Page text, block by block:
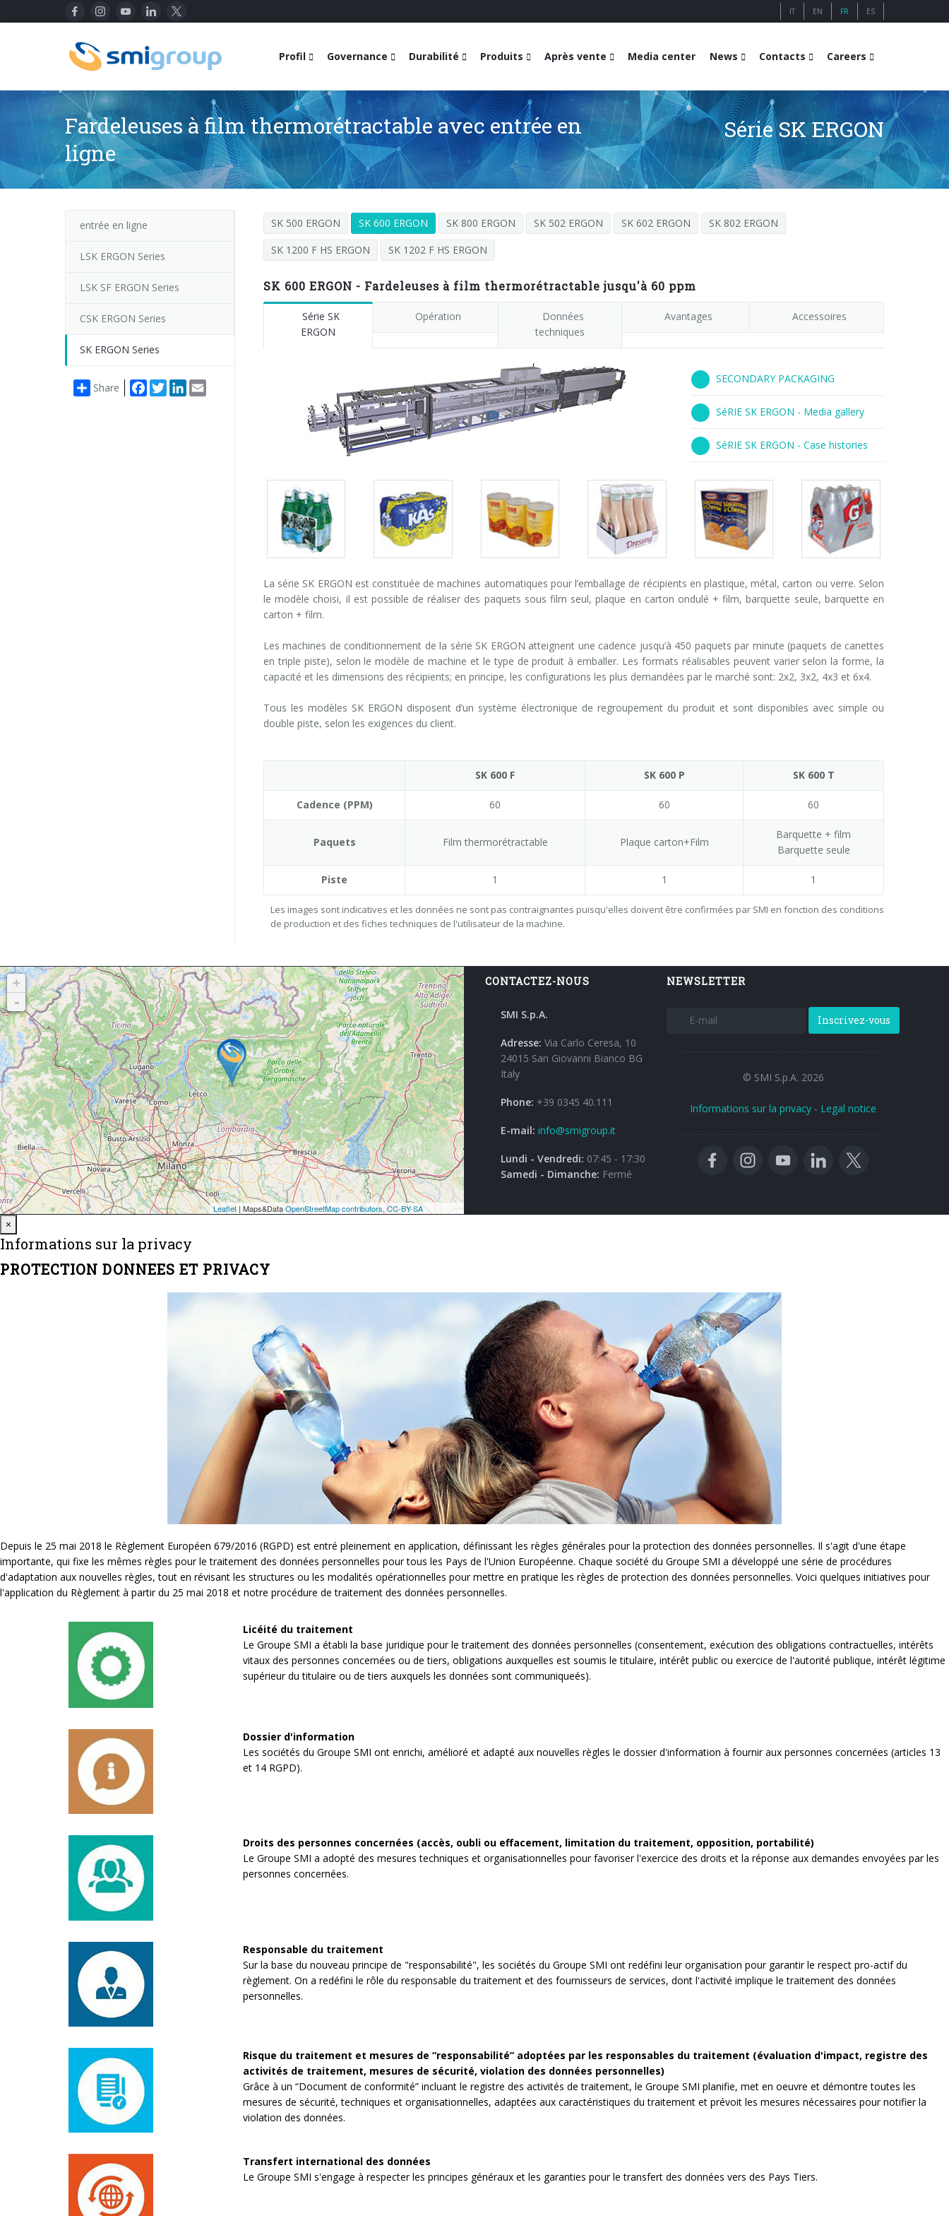
IT EN FR ES
Profil Governance Durabilité Produits Après vente Media center News Contacts Careers
Fardeleuses à film thermorétractable avec entrée en
ligne
Série SK ERGON
entrée en ligne
LSK ERGON Series
LSK SF ERGON Series
CSK ERGON Series
SK ERGON Series
Share Facebook
TwitterLinkedIn
SK 500 ERGON SK 600 ERGON SK 800 ERGON SK 502 ERGON SK 602 ERGON
SK 802 ERGON
SK 1200 F HS ERGON
SK 1202 F HS ERGON
SK 600 ERGON - Fardeleuses à film thermorétractable jusqu'à 60 ppm
Série SK
ERGON
Opération
Données
techniques
Avantages Accessoires
SECONDARY PACKAGING
SéRIE SK ERGON - Media gallery
SéRIE SK ERGON - Case histories
Packs
gallery
Packs
gallery
Packs
gallery
Packs
gallery
Packs
gallery
Packs
gallery
La série SK ERGON est constituée de machines automatiques pour l’emballage de récipients en plastique, métal, carton ou verre. Selon
le modèle choisi, il est possible de réaliser des paquets sous film seul, plaque en carton ondulé + film, barquette seule, barquette en
carton + film.
Les machines de conditionnement de la série SK ERGON atteignent une cadence jusqu’à 450 paquets par minute (paquets de canettes
en triple piste), selon le modèle de machine et le type de produit à emballer. Les formats réalisables peuvent varier selon la forme, la
capacité et les dimensions des récipients; en principe, les configurations les plus demandées par le marché sont: 2x2, 3x2, 4x3 et 6x4.
Tous les modèles SK ERGON disposent d’un système électronique de regroupement du produit et sont disponibles avec simple ou
double piste, selon les exigences du client.
SK 600 F SK 600 P SK 600 T
Cadence (PPM) 60 60 60
Paquets Film thermorétractable Plaque carton+Film
Barquette + film
Barquette seule
Piste 1 1 1
Les images sont indicatives et les données ne sont pas contraignantes puisqu'elles doivent être confirmées par SMI en fonction des conditions
de production et des fiches techniques de l'utilisateur de la machine.
CONTACTEZ-NOUS
SMI S.p.A.
Adresse: Via Carlo Ceresa, 10
24015 San Giovanni Bianco BG
Italy
Phone: +39 0345 40.111
E-mail: info@smigroup.it
Lundi - Vendredi: 07:45 - 17:30
Samedi - Dimanche: Fermé
NEWSLETTER
Inscrivez-vous
© SMI S.p.A. 2026
Informations sur la privacy - Legal notice
×
Informations sur la privacy
PROTECTION DONNEES ET PRIVACY
Depuis le 25 mai 2018 le Règlement Européen 679/2016 (RGPD) est entré pleinement en application, définissant les règles générales pour la protection des données personnelles. Il s'agit d'une étape
importante, qui fixe les mêmes règles pour le traitement des données personnelles pour tous les Pays de l'Union Européenne. Chaque société du Groupe SMI a développé une série de procédures
d'adaptation aux nouvelles règles, tout en révisant les structures ou les modalités opérationnelles pour mettre en pratique les règles de protection des données personnelles. Voici quelques initiatives pour
l'application du Règlement à partir du 25 mai 2018 et notre procédure de traitement des données personnelles.
Licéité du traitement
Le Groupe SMI a établi la base juridique pour le traitement des données personnelles (consentement, exécution des obligations contractuelles, intérêts
vitaux des personnes concernées ou de tiers, obligations auxquelles est soumis le titulaire, intérêt public ou exercice de l'autorité publique, intérêt légitime
supérieur du titulaire ou de tiers auxquels les données sont communiqueés).
Dossier d'information
Les sociétés du Groupe SMI ont enrichi, amélioré et adapté aux nouvelles règles le dossier d'information à fournir aux personnes concernées (articles 13
et 14 RGPD).
Droits des personnes concernées (accès, oubli ou effacement, limitation du traitement, opposition, portabilité)
Le Groupe SMI a adopté des mesures techniques et organisationnelles pour favoriser l'exercice des droits et la réponse aux demandes envoyées par les
personnes concernées.
Responsable du traitement
Sur la base du nouveau principe de "responsabilité", les sociétés du Groupe SMI ont redéfini leur organisation pour garantir le respect pro-actif du
règlement. On a redéfini le rôle du responsable du traitement et des fournisseurs de services, dont l'activité implique le traitement des données
personnelles.
Risque du traitement et mesures de “responsabilité” adoptées par les responsables du traitement (évaluation d'impact, registre des
activités de traitement, mesures de sécurité, violation des données personnelles)
Grâce à un “Document de conformité” incluant le registre des activités de traitement, le Groupe SMI planifie, met en oeuvre et démontre toutes les
mesures de sécurité, techniques et organisationnelles, adaptées aux caractéristiques du traitement et prévoit les mesures nécessaires pour notifier la
violation des données.
Transfert international des données
Le Groupe SMI s'engage à respecter les principes généraux et les garanties pour le transfert des données vers des Pays Tiers.